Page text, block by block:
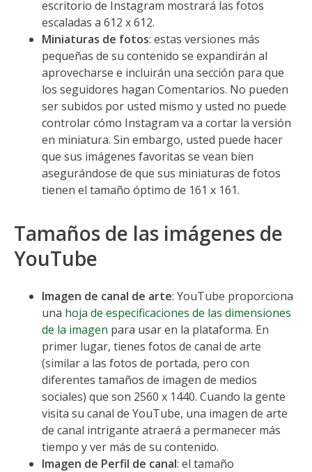
escritorio de Instagram mostrará las fotos
escaladas a 612 x 612.
Miniaturas de fotos: estas versiones más
pequeñas de su contenido se expandirán al
aprovecharse e incluirán una sección para que
los seguidores hagan Comentarios. No pueden
ser subidos por usted mismo y usted no puede
controlar cómo Instagram va a cortar la versión
en miniatura. Sin embargo, usted puede hacer
que sus imágenes favoritas se vean bien
asegurándose de que sus miniaturas de fotos
tienen el tamaño óptimo de 161 x 161.
Tamaños de las imágenes de
YouTube
Imagen de canal de arte: YouTube proporciona
una hoja de especificaciones de las dimensiones
de la imagen para usar en la plataforma. En
primer lugar, tienes fotos de canal de arte
(similar a las fotos de portada, pero con
diferentes tamaños de imagen de medios
sociales) que son 2560 x 1440. Cuando la gente
visita su canal de YouTube, una imagen de arte
de canal intrigante atraerá a permanecer más
tiempo y ver más de su contenido.
Imagen de Perfil de canal: el tamaño